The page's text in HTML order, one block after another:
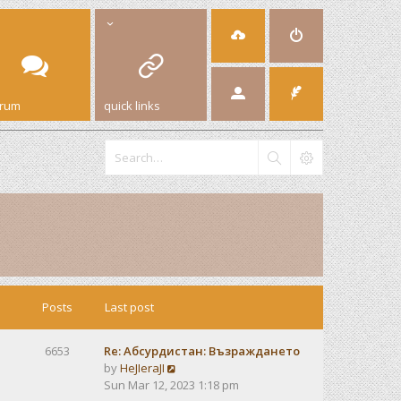
quick links
Posts Last post
6653
Re: Абсурдистан: Възраждането
byHeJIeraJI
i
Sun Mar 12, 2023 1:18 pm